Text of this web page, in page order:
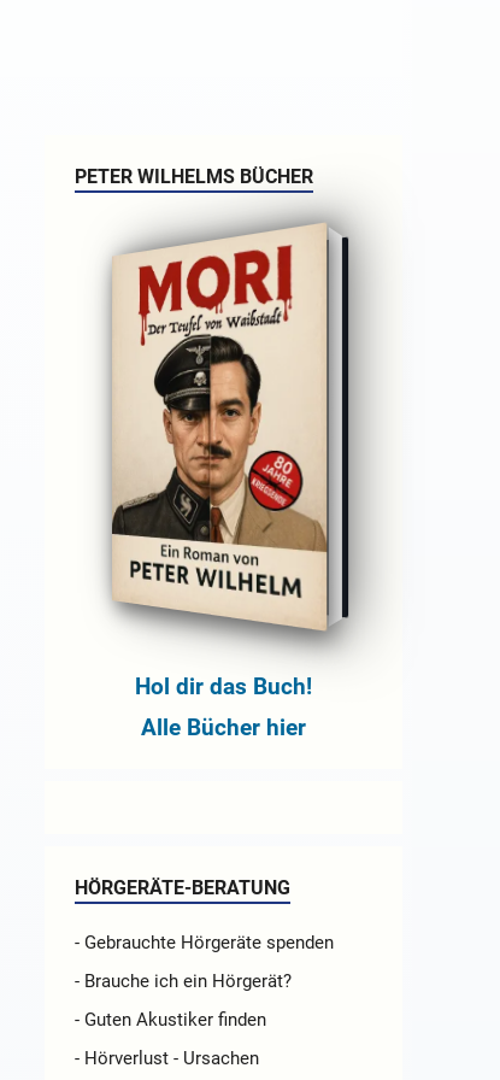
PETER WILHELMS BÜCHER
Hol dir das Buch!
Alle Bücher hier
HÖRGERÄTE-BERATUNG
- Gebrauchte Hörgeräte spenden
- Brauche ich ein Hörgerät?
- Guten Akustiker finden
- Hörverlust - Ursachen